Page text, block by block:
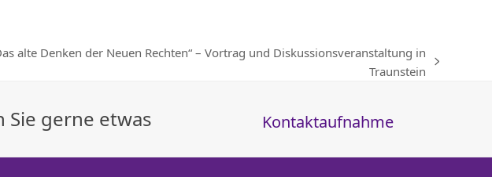
alte Denken der Neuen Rechten“ – Vortrag und Diskussionsveranstaltung in
Traunstein
Sie gerne etwas
Kontaktaufnahme